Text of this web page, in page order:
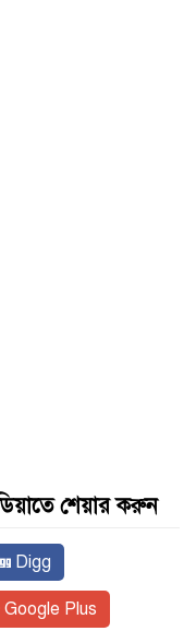
শেয়ার করুন
Digg
Google Plus